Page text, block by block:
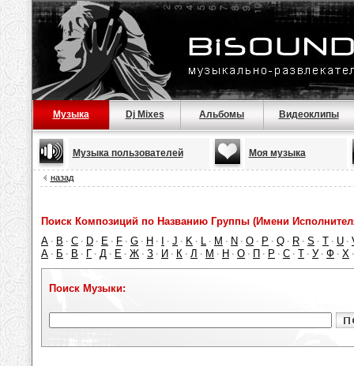
Музыка Dj Mixes Альбомы Видеоклипы
Музыка пользователей Моя музыка
назад
Поиск Композиций по Названию Группы (Имени
A · B · C · D · E · F · G · H · · J · K · L · M · N · O · P · Q · R · S · T · U ·
А · Б · В · Г · Д · Е · Ж · З · И · К · Л · М · Н · О · П · Р · С · Т · У · Ф · Х
Поиск Музыки: